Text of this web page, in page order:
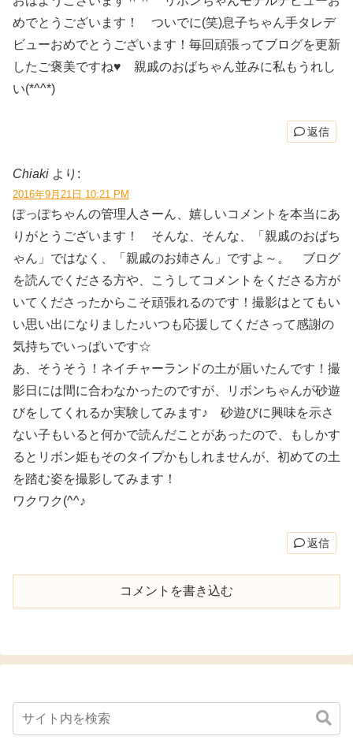
めでとうございます！ ついでに(笑)息子ちゃん手タレデ
ビューおめでとうございます！毎回頑張ってブログを更新
したご褒美ですね♥ 親戚のおばちゃん並みに私もうれし
い(*^^*)
返信
Chiaki より:
2016年9月21日 10:21 PM
ぽっぽちゃんの管理人さーん、嬉しいコメントを本当にあ
りがとうございます！ そんな、そんな、「親戚のおばち
ゃん」ではなく、「親戚のお姉さん」ですよ～。 ブログ
を読んでくださる方や、こうしてコメントをくださる方が
いてくださったからこそ頑張れるのです！撮影はとてもい
い思い出になりました♪いつも応援してくださって感謝の
気持ちでいっぱいです☆
あ、そうそう！ネイチャーランドの土が届いたんです！撮
影日には間に合わなかったのですが、リボンちゃんが砂遊
びをしてくれるか実験してみます♪ 砂遊びに興味を示さ
ない子もいると何かで読んだことがあったので、もしかす
るとリボン姫もそのタイプかもしれませんが、初めての土
を踏む姿を撮影してみます！
ワクワク(^^♪
返信
コメントを書き込む